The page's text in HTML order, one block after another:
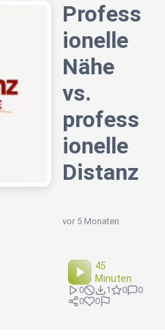
Profess
ionelle
Nähe
vs.
profess
ionelle
Distanz
vor 5 Monaten
45
Minuten
0 1 0
0
0
0